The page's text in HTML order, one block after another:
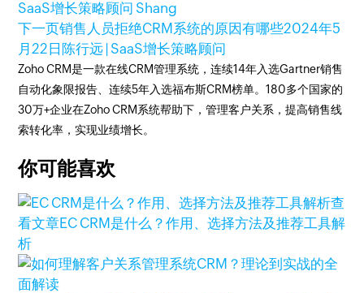
SaaS增长策略顾问 Shang
下一页销售人员拒绝CRM系统的原因有哪些2024年5
月22日 陈行远 | SaaS增长策略顾问
Zoho CRM是一款在线CRM管理系统，连续14年入选Gartner销售
自动化象限报告、连续5年入选福布斯CRM榜单。180多个国家的
30万+企业在Zoho CRM系统帮助下，管理客户关系，提高销售线
索转化率，实现业绩增长。
你可能喜欢
查
看文章EC CRM是什么？作用、选择方法及推荐工具解
析